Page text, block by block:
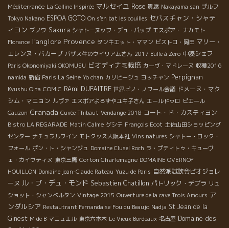
Méditerranée La Colline Inspirée マルセイユ Rose 貴腐 Nakayama san プルフ
Tokyo Nakano ESPOA GOTO On s'en bat les couilles セバスチャン・シャテ
ィヨン ブノワ Sakura シャトーヌッフ・デュ・パップ エスポア・ ナカモト
Florance l'anglore Provence タンキエット・ママン ビストロ・岡田 マリー・
エレンヌ・バカーブ バザス牛のウイリアムさん 2017 Bulle à Zero 中湊シェフ
Paris Okonomiyaki OKOMUSU ビオディナミ栽培 カーヴ・マドレーヌ 収穫2016
namida 新宿 Paris La Seine Yo chan カリピージュ ヨッチャン Perpignan
Kyushu Oita COMIC Rémi DUFAITRE 世界ピノ・ノワール会議 ドメーヌ・マク
シム・マニョン ルヴァ エスポアよろずやユキ子さん エールドゥロ ピエール
Cauzon Granada Cuvée Thibaut Vendange 2018 コート・ド・カスティヨン
Bistro LA REGARADE Matin Calme グシテ François Ecot 土佐山田ショッピング
センター ナチュラルワイン モトクッス大阪本社 Vins natures シャトー・ロック・
フォール ポン・ト・シャンジュ Domaine Clusel Roch ラ・プティトゥ・キューヴ
ェ・カイウティヌ 東京三鷹 Corton Charlemagne DOMAINE OVERNOY
HOUILLON Domaine jean-Claude Rateau Yuzu de Paris 自然派試飲会ビオジョレ
ーヌ ル・ブ・デュ・モンド Sebastien Chatillon パトリック・デプラ リュ
ショット・シャンベルタン Vintage 2015 Ouverture de la cave Trois Amours ア
ンダルシア Restautrant Fernandaise Fou du Beaujo Nadja St Jean de la
Ginest M de B マニュエル 東京六本木 Le Vieux Bordeaux 名古屋 Domaine des